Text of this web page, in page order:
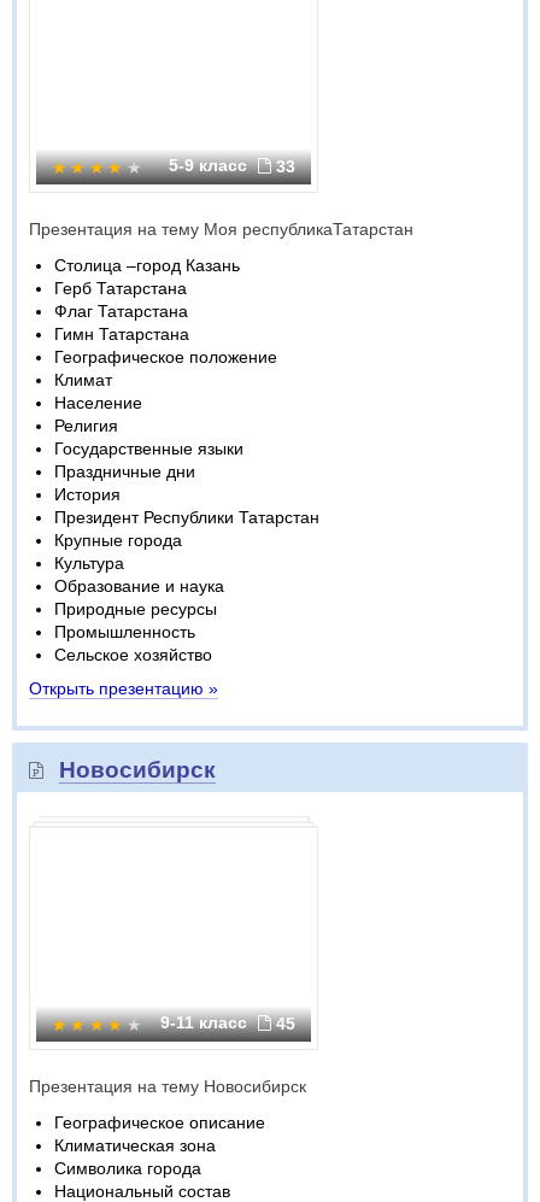
5-9 класс 33
Презентация на тему Моя республикаТатарстан
Столица –город Казань
Герб Татарстана
Флаг Татарстана
Гимн Татарстана
Географическое положение
Климат
Население
Религия
Государственные языки
Праздничные дни
История
Президент Республики Татарстан
Крупные города
Культура
Образование и наука
Природные ресурсы
Промышленность
Сельское хозяйство
Открыть презентацию »
Новосибирск
9-11 класс 45
Презентация на тему Новосибирск
Географическое описание
Климатическая зона
Символика города
Национальный состав